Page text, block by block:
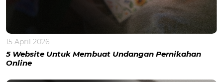
15 April 2026
5 Website Untuk Membuat Undangan Pernikahan
Online